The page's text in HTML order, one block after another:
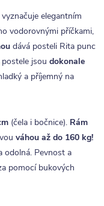
vyznačuje elegantním
vodorovnými příčkami,
dává posteli Rita punc
postele jsou dokonale
a příjemný na
(čela i bočnice). Rám
váhou až do 160 kg!
odolná. Pevnost a
pomocí bukových